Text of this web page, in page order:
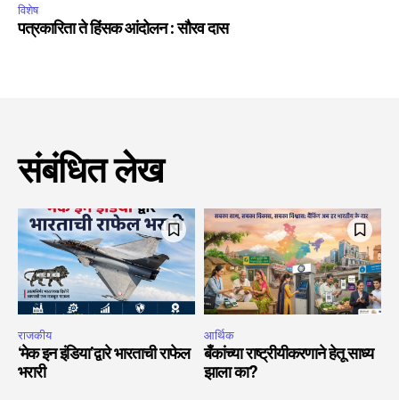
विशेष
पत्रकारिता ते हिंसक आंदोलन : सौरव दास
संबंधित लेख
राजकीय
‘मेक इन इंडिया’द्वारे भारताची राफेल
भरारी
आर्थिक
बँकांच्या राष्ट्रीयीकरणाने हेतू साध्य
झाला का?